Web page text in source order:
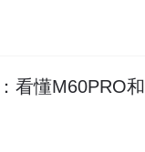
看懂M60PRO